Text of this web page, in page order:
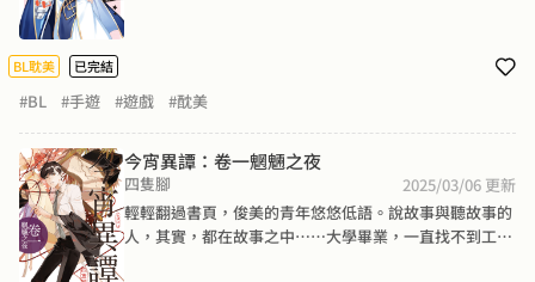
咦，這麼快就有舊債找上門？但劇本怎麼不太對──「我
你是不是認錯人了？這下尷尬了，離開遊戲半年，他似乎
忘了什麼非常重要的東西……
BL耽美 已完結
#BL #手遊 #遊戲 #酖美
今宵異譚：卷一魍魎之夜
四隻腳 2025/03/06 更新
輕輕翻過書頁，俊美的青年悠悠低語。說故事與聽故事的
人，其實，都在故事之中……大學畢業，一直找不到工作